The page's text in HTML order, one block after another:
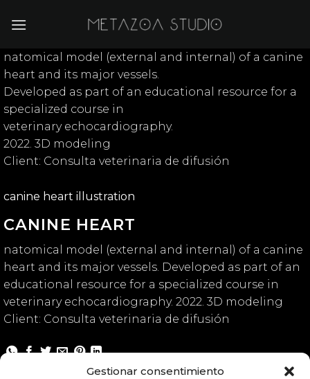
Gestionar consentimiento
canine heart illustration
CANINE HEART
natomical model (external and internal) of a canine
heart and its major vessels. Developed as part of an
educational resource for a specialized course in
veterinary echocardiography. 2022. 3D modeling
Client: Consulta veterinaria de difusión
natomical model (external and internal) of a canine
heart and its major vessels.
Developed as part of an educational resource for a
specialized course in
veterinary echocardiography.
2022. 3D modeling
Client: Consulta veterinaria de difusión